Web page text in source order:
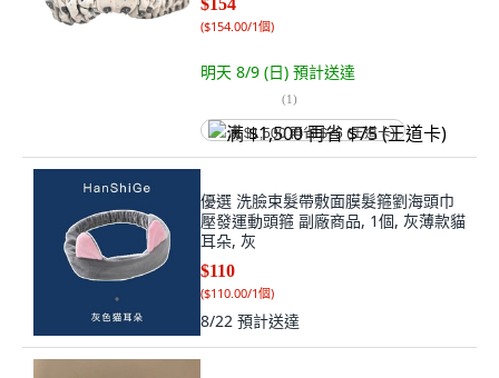
$154
($154.00/1個)
明天 8/9 (日) 預計送達
(1)
满 $1,500 再省 $75 (王道卡)
優選 洗臉束髮帶敷面膜髮箍劉海頭巾
壓發運動頭箍 副廠商品, 1個, 灰薄款貓
耳朵, 灰
$110
($110.00/1個)
8/22 預計送達